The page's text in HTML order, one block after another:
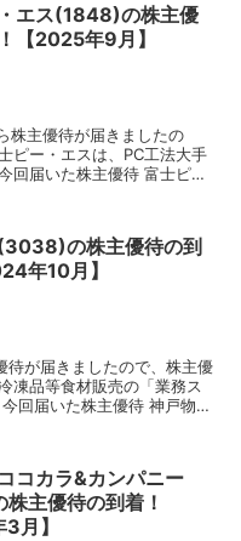
エス(1848)の株主優
【2025年9月】
株主優待が届きましたの
ピー・エスは、PC工法大手
回届いた株主優待 富士ピ
の株主優待の到
年10月】
待が届きましたので、株主優
凍品等食材販売の「業務ス
回届いた株主優待 神戸物産
コカラ&カンパニー
主優待の到着！
月】